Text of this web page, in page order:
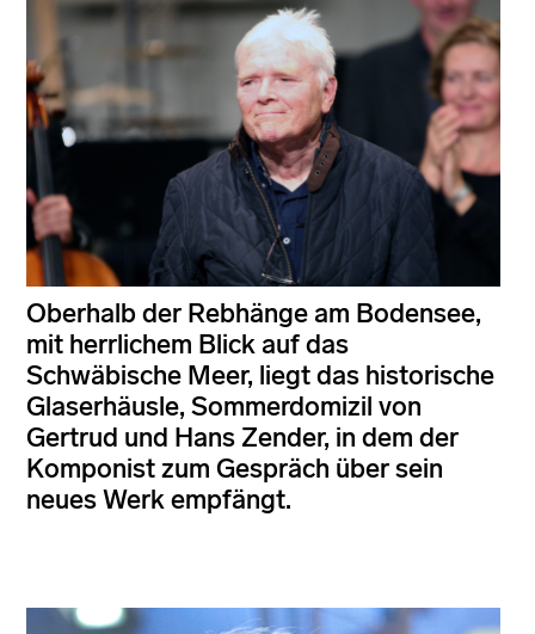
Oberhalb der Rebhänge am Bodensee,
mit herrlichem Blick auf das
Schwäbische Meer, liegt das historische
Glaserhäusle, Sommerdomizil von
Gertrud und Hans Zender, in dem der
Komponist zum Gespräch über sein
neues Werk empfängt.